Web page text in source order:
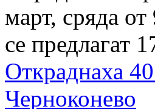
март, сряда
се предлагат
Откраднаха
Черноконево